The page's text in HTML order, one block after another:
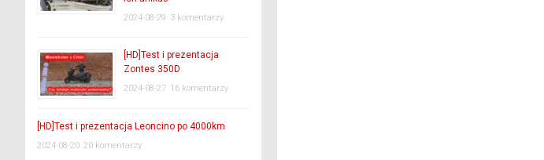
2024-08-29 3 komentarzy
[HD]Test i prezentacja
Zontes 350D
2024-08-27 16 komentarzy
[HD]Test i prezentacja Leoncino po 4000km
2024-08-20 20 komentarzy